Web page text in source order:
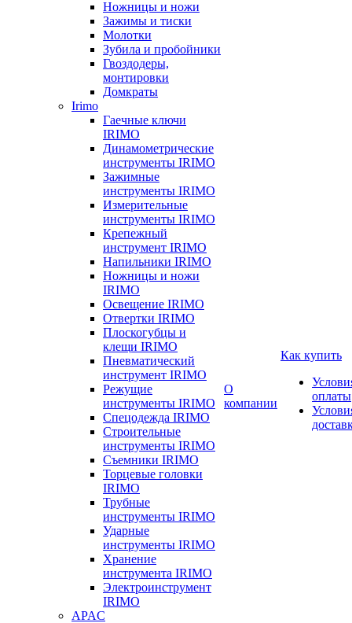
Ножницы и ножи
Зажимы и тиски
Молотки
Зубила и пробойники
Гвоздодеры,
монтировки
Домкраты
Irimo
Гаечные ключи
IRIMO
Динамометрические
инструменты IRIMO
Зажимные
инструменты IRIMO
Измерительные
инструменты IRIMO
Крепежный
инструмент IRIMO
Напильники IRIMO
Ножницы и ножи
IRIMO
Освещение IRIMO
Отвертки IRIMO
Плоскогубцы и
клещи IRIMO
Пневматический
инструмент IRIMO
Режущие
инструменты IRIMO
Спецодежда IRIMO
Строительные
инструменты IRIMO
Съемники IRIMO
Торцевые головки
IRIMO
Трубные
инструменты IRIMO
Ударные
инструменты IRIMO
Хранение
инструмента IRIMO
Электроинструмент
IRIMO
APAC
О
компании
Как купить
оплаты